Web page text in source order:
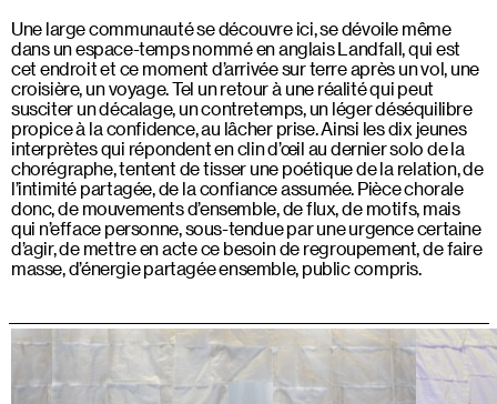
Une large communauté se découvre ici, se dévoile même
dans un espace-temps nommé en anglais Landfall, qui est
cet endroit et ce moment d’arrivée sur terre après un vol, une
croisière, un voyage. Tel un retour à une réalité qui peut
susciter un décalage, un contretemps, un léger déséquilibre
propice à la confidence, au lâcher prise. Ainsi les dix jeunes
interprètes qui répondent en clin d’œil au dernier solo de la
chorégraphe, tentent de tisser une poétique de la relation, de
l’intimité partagée, de la confiance assumée. Pièce chorale
donc, de mouvements d’ensemble, de flux, de motifs, mais
qui n’efface personne, sous-tendue par une urgence certaine
d’agir, de mettre en acte ce besoin de regroupement, de faire
masse, d’énergie partagée ensemble, public compris.